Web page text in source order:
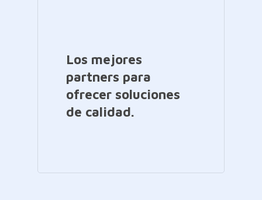
Los mejores
partners para
ofrecer soluciones
de calidad.